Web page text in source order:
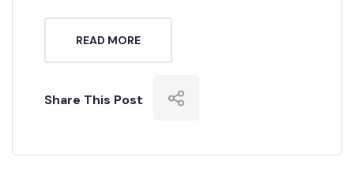
READ MORE
Share This Post